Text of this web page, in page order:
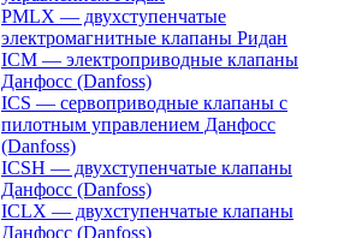
PMLX — двухступенчатые
электромагнитные клапаны Ридан
ICM — электроприводные клапаны
Данфосс (Danfoss)
ICS — сервоприводные клапаны с
пилотным управлением Данфосс
(Danfoss)
ICSH — двухступенчатые клапаны
Данфосс (Danfoss)
ICLX — двухступенчатые клапаны
Данфосс (Danfoss)